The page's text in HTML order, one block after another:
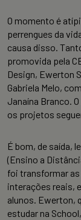
O momento é
perrengues da
causa disso.
promovida pela
Design, Ewerton
Gabriela Melo,
Janaína Branco.
os projetos
É bom, de saída,
(Ensino a
foi transformar
interações reais,
alunos. Ewerton,
estudar na